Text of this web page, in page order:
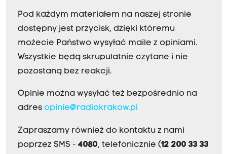
Pod każdym materiałem na naszej stronie
dostępny jest przycisk, dzięki któremu
możecie Państwo wysyłać maile z opiniami.
Wszystkie będą skrupulatnie czytane i nie
pozostaną bez reakcji.
Opinie można wysyłać też bezpośrednio na
adres opinie@radiokrakow.pl
Zapraszamy również do kontaktu z nami
poprzez SMS - 4080, telefonicznie (12 200 33 33